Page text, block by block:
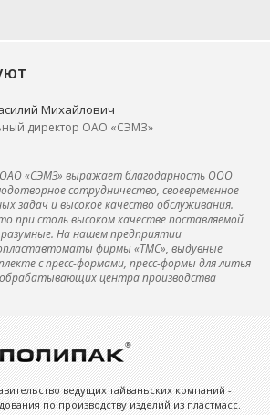
Михайлович
директор ОАО «СЭМЗ»
«СЭМЗ» выражает благодарность ООО
сотрудничество, своевременное
задач и высокое качество обслуживания.
при столь высоком качестве поставляемой
На нашем предприятии
фирмы «ТМС», выдувные
с пресс-формами, пресс-формы для литья
центра производства
ведущих тайваньских компаний -
по производству изделий из пластмасс.